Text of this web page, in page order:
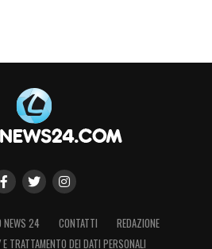
NEWS 24 CONTATTI
REDAZIONE
TRATTAMENTO DEI DATI PERSONALI